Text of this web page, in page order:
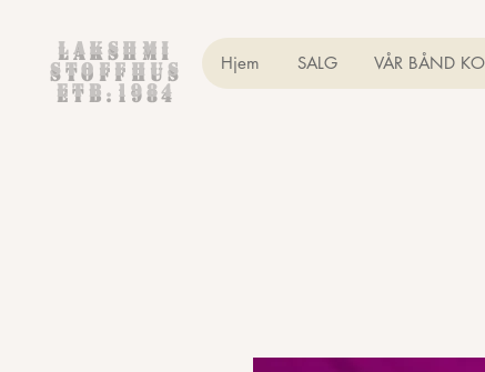
Lakshmi
Stoffhus
etb.1984
Hjem SALG VÅR BÅND